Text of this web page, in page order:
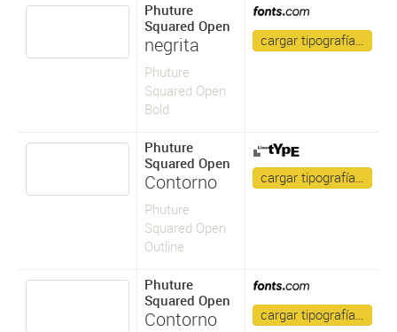
Phuture
Squared Open
negrita
Phuture
Squared Open
Bold
cargar tipografía…
Phuture
Squared Open
Contorno
Phuture
Squared Open
Outline
cargar tipografía…
Phuture
Squared Open
Contorno cargar tipografía…